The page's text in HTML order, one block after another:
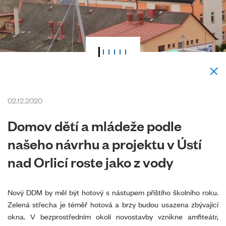
02.12.2020
Domov dětí a mládeže podle
našeho návrhu a projektu v Ústí
nad Orlicí roste jako z vody
Nový DDM by měl být hotový s nástupem příštího školního roku.
Zelená střecha je téměř hotová a brzy budou usazena zbývající
okna. V bezprostředním okolí novostavby vznikne amfiteátr,